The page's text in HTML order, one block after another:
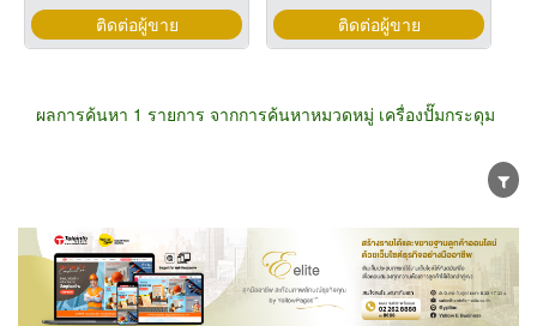
ติดต่อผู้ขาย ติดต่อผู้ขาย
ผลการค้นหา 1 รายการ จากการค้นหาหมวดหมู่ เครื่องปั๊มกระดุม
ขายส่ง ขายปลีก ผู้ผลิต
ตัวแทนจัดจำหน่าย
ผู้ส่งออก/นำเข้า
ธุรกิจบริการ